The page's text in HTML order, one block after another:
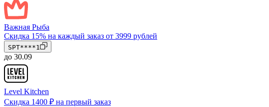
Важная Рыба
Скидка 15% на каждый заказ от 3999 рублей
SPT****1
до 30.09
Level Kitchen
Скидка 1400 ₽ на первый заказ